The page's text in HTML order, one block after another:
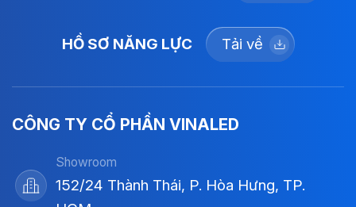
HỒ SƠ NĂNG LỰC Tải về
CÔNG TY CỔ PHẦN VINALED
Showroom
152/24 Thành Thái, P. Hòa Hưng, TP.